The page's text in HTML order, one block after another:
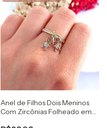
Anel de Filhos Dois Meninos
Com Zircônias Folheado em